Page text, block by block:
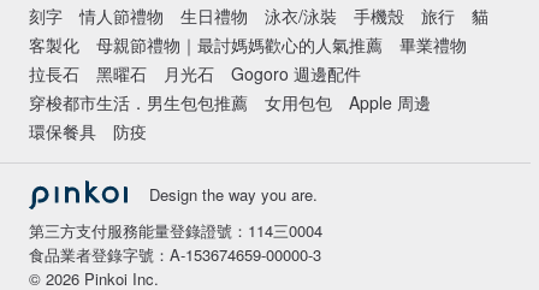
刻字
情人節禮物 生日禮物 泳衣/泳裝 手機殼 旅行
貓
客製化
母親節禮物｜最討媽媽歡心的人氣推薦
畢業禮物
拉長石
黑曜石 月光石
Gogoro 週邊配件
穿梭都市生活．男生包包推薦
女用包包
Apple 周邊
環保餐具
防疫
Design the way you are.
第三方支付服務能量登錄證號：114三0004
食品業者登錄字號：A-153674659-00000-3
© 2026 Pinkoi Inc.